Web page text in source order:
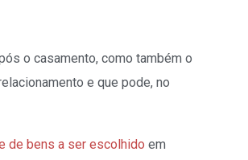
o casamento, como também o
e que pode, no
de bens a ser escolhido em